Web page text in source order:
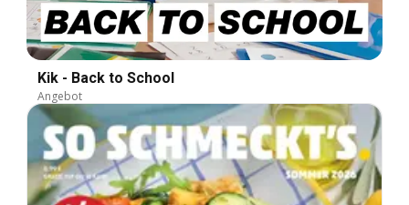
Kik - Back to School
Angebot